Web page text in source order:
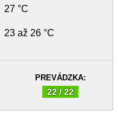
27 °C
23 až 26 °C
PREVÁDZKA:
22 / 22